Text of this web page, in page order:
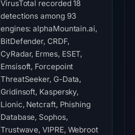
VirusTotal recorded 18
detections among 93
engines: alphaMountain.ai,
BitDefender, CRDF,
CyRadar, Ermes, ESET,
Emsisoft, Forcepoint
ThreatSeeker, G-Data,
Gridinsoft, Kaspersky,
Lionic, Netcraft, Phishing
Database, Sophos,
Trustwave, VIPRE, Webroot